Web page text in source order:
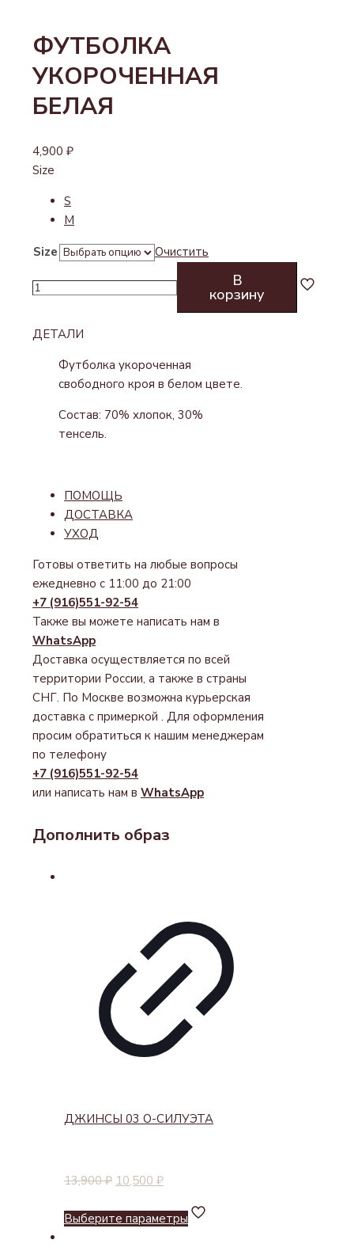
ФУТБОЛКА
УКОРОЧЕННАЯ
БЕЛАЯ
4,900 ₽
Size
S
M
Size
Очистить
Количество
УКОРОЧЕННАЯ
БЕЛАЯ
В
корзину
ДЕТАЛИ
Футболка укороченная
свободного кроя в белом цвете.
Состав: 70% хлопок, 30%
тенсель.
ПОМОЩЬ
ДОСТАВКА
УХОД
Готовы ответить на любые вопросы
ежедневно с 11:00 до 21:00
+7 (916)551-92-54
Также вы можете написать нам в
WhatsApp
Доставка осуществляется по всей
территории России, а также в страны
СНГ. По Москве возможна курьерская
доставка с примеркой . Для оформления
просим обратиться к нашим менеджерам
по телефону
+7 (916)551-92-54
или написать нам в WhatsApp
Дополнить образ
ДЖИНСЫ 03 О-СИЛУЭТА
13,900₽ 10,500 ₽
Выберите параметры